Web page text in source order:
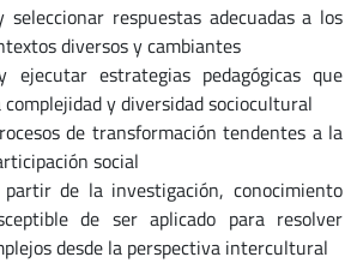
respuestas adecuadas a los
diversos y cambiantes
ejecutar estrategias pedagógicas que
complejidad y diversidad sociocultural
de transformación tendentes a la
social
de la investigación, conocimiento
de ser aplicado para resolver
desde la perspectiva intercultural